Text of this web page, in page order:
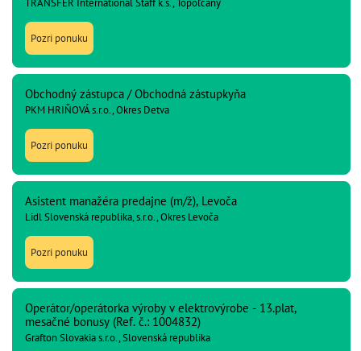
Pozri ponuku
Obchodný zástupca / Obchodná zástupkyňa
PKM HRIŇOVÁ s.r.o., Okres Detva
Pozri ponuku
Asistent manažéra predajne (m/ž), Levoča
Lidl Slovenská republika, s.r.o., Okres Levoča
Pozri ponuku
Operátor/operátorka výroby v elektrovýrobe - 13.plat,
mesačné bonusy (Ref. č.: 1004832)
Grafton Slovakia s.r.o., Slovenská republika